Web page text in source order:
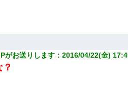
那「やっぱり托卵だったんだ…」
がお送りします ：2016/04/22(金)